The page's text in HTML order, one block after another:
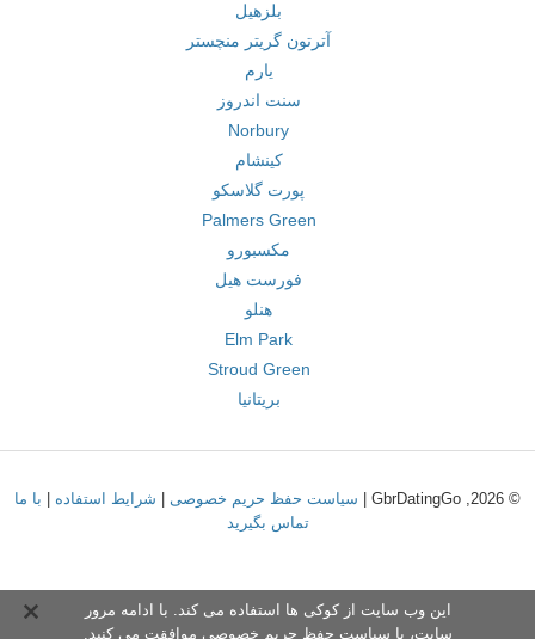
بلزهیل
آترتون گریتر منچستر
یارم
سنت اندروز
Norbury
کینشام
پورت گلاسکو
Palmers Green
مکسبورو
فورست هیل
هنلو
Elm Park
Stroud Green
بریتانیا
© 2026, GbrDatingGo | سیاست حفظ حریم خصوصی شرایط استفاده
با ما
تماس بگیرید
این وب سایت از کوکی ها استفاده می کند. با ادامه مرور
سایت، با سیاست حفظ حریم خصوصی موافقت می کنید.